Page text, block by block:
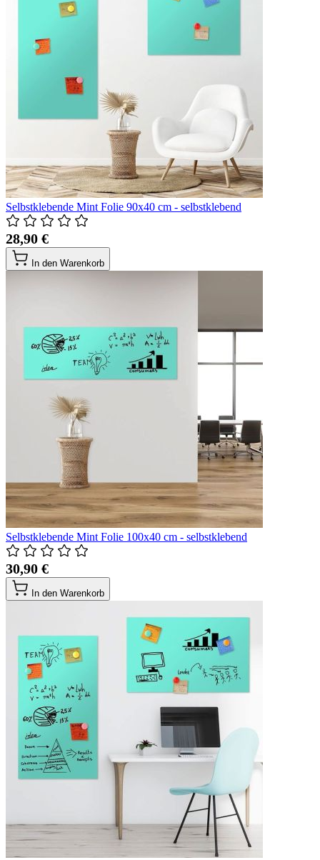
Selbstklebende Mint Folie 90x40 cm - selbstklebend
28,90 €
In den Warenkorb
Selbstklebende Mint Folie 100x40 cm - selbstklebend
30,90 €
In den Warenkorb